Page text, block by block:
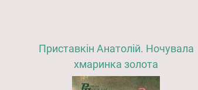
Приставкін Анатолій. Ночувала
хмаринка золота